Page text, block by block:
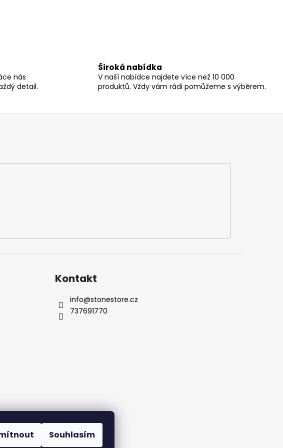
Souhlasím
nás
detail.
Široká nabídka
V naší nabídce najdete více než 10 000
produktů. Vždy vám rádi pomůžeme s výběrem.
Kontakt
info@stonestore.cz
737691770
Velkoobchod Kontakty